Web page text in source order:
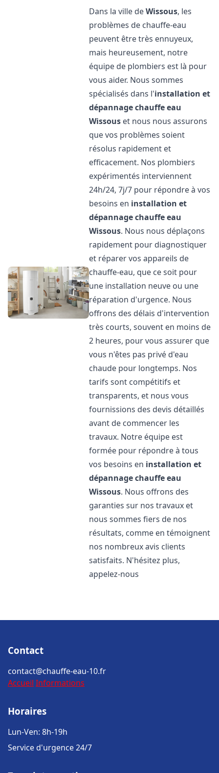
Dans la ville deWissous, les
problèmes de chauffe-eau
peuvent être très ennuyeux,
mais heureusement, notre
équipe de plombiers est là pour
vous aider. Nous sommes
spécialisés dans l'installation et
dépannage chauffe eau
Wissous et nous nous assurons
que vos problèmes soient
résolus rapidement et
efficacement. Nos plombiers
expérimentés interviennent
24h/24, 7j/7 pour répondre à vos
besoins en installation et
dépannage chauffe eau
Wissous. Nous nous déplaçons
rapidement pour diagnostiquer
et réparer vos appareils de
chauffe-eau, que ce soit pour
une installation neuve ou une
réparation d'urgence. Nous
offrons des délais d'intervention
très courts, souvent en moins de
2 heures, pour vous assurer que
vous n'êtes pas privé d'eau
chaude pour longtemps. Nos
tarifs sont compétitifs et
transparents, et nous vous
fournissions des devis détaillés
avant de commencer les
travaux. Notre équipe est
formée pour répondre à tous
vos besoins en installation et
dépannage chauffe eau
Wissous. Nous offrons des
garanties sur nos travaux et
nous sommes fiers de nos
résultats, comme en témoignent
nos nombreux avis clients
satisfaits. N'hésitez plus,
appelez-nous
Contact
contact@chauffe-eau-10.fr
Accueil Informations
Horaires
Lun-Ven: 8h-19h
Service d'urgence 24/7